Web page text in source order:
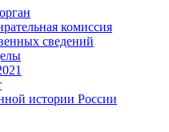
комиссия
сведений
истории России